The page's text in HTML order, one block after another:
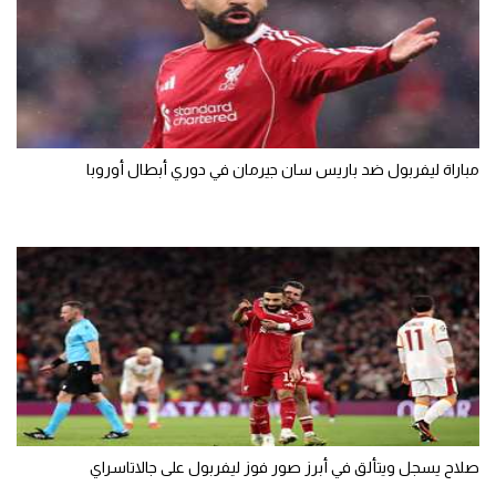
مباراة ليفربول ضد باريس سان جيرمان في دوري أبطال أوروبا
صلاح يسجل ويتألق في أبرز صور فوز ليفربول على جالاتاسراي